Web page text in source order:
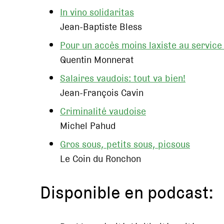
In vino solidaritas
Jean-Baptiste Bless
Pour un accès moins laxiste au
Quentin Monnerat
Salaires vaudois: tout va bien!
Jean-François Cavin
Criminalité vaudoise
Michel Pahud
Gros sous, petits sous, picsous
Le Coin du Ronchon
Disponible en podcast: